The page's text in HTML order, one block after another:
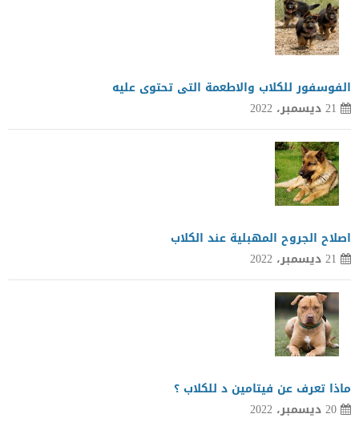
الفوسفور للكلاب والاطعمة التى تحتوى عليه
21 ديسمبر، 2022
اصلاح الجروح المهبلية عند الكلاب
21 ديسمبر، 2022
ماذا تعرف عن فيتامين د للكلاب ؟
20 ديسمبر، 2022